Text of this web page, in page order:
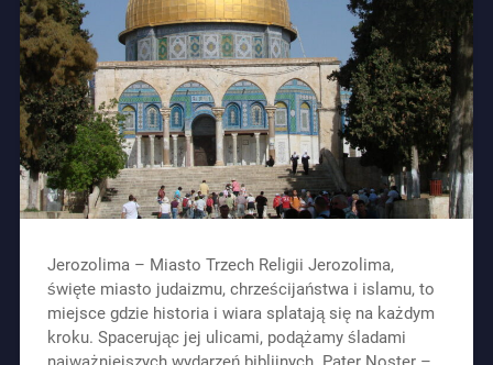
Jerozolima – Miasto Trzech Religii Jerozolima,
święte miasto judaizmu, chrześcijaństwa i islamu, to
miejsce gdzie historia i wiara splatają się na każdym
kroku. Spacerując jej ulicami, podążamy śladami